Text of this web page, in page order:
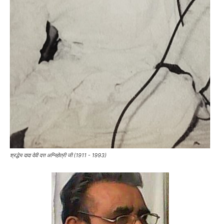
श्रद्धेय दादा देवी दत्त अग्निहोत्री जी (1911 - 1993)